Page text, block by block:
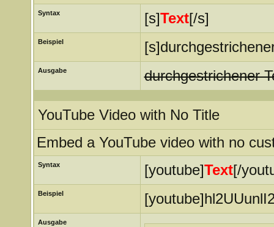
Syntax [s]Text[/s]
Beispiel
Ausgabe durchgestrichener
YouTube Video with No Title
Embed a YouTube video with no
Syntax [youtube]Text[/
Beispiel
Ausgabe